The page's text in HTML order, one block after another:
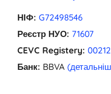
НІФ: G72498546
Реєстр НУО: 71607
CEVC Registery:
Банк: BBVA